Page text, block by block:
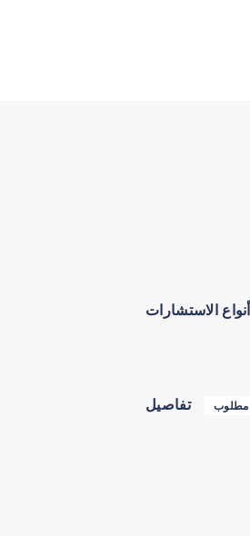
أنواع الاستشارات
تفاصيل مطلوب